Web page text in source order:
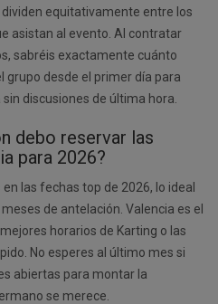
equitativamente entre los
asistan al evento. Al contratar
sabréis exactamente cuánto
grupo desde el primer día para
discusiones de última hora.
debo reservar las
para 2026?
las fechas top de 2026, lo ideal
de antelación. Valencia es el
horarios de Karting o las
No esperes al último mes si
abiertas para montar la
se merece.